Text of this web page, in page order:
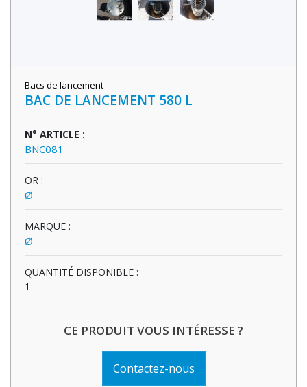
Bacs de lancement
BAC DE LANCEMENT 580 L
N° ARTICLE :
BNC081
OR :
Ø
MARQUE :
Ø
QUANTITÉ DISPONIBLE :
1
CE PRODUIT VOUS INTÉRESSE ?
Contactez-nous